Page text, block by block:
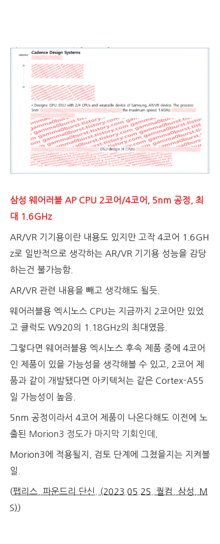
삼성 웨어러블 AP CPU 2코어/4코어, 5nm 공정, 최
대 1.6GHz
AR/VR 기기용이란 내용도 있지만 고작 4코어 1.6GH
z로 일반적으로 생각하는 AR/VR 기기용 성능을 감당
하는건 불가능함.
AR/VR 관련 내용을 빼고 생각해도 될듯.
웨어러블용 엑시노스 CPU는 지금까지 2코어만 있었
고 클럭도 W920의 1.18GHz의 최대였음.
그렇다면 웨어러블용 엑시노스 후속 제품 중에 4코어
인 제품이 있을 가능성을 생각해볼 수 있고, 2코어 제
품과 같이 개발됐다면 아키텍처는 같은 Cortex-A55
일 가능성이 높음.
5nm 공정이라서 4코어 제품이 나온다해도 이전에 노
출된
Morion3 정도가 마지막 기회인데,
Morion3에 적용될지, 검토 단계에 그쳤을지는 지켜볼
일.
(팹리스, 파운드리 단신. (2023.05.25. 퀄컴, 삼성, M
S) )